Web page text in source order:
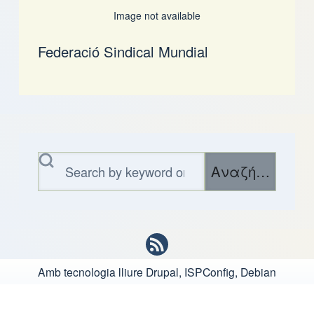
Image not available
Federació Sindical Mundial
Αναζήτηση
Amb tecnologia lliure Drupal, ISPConfig, Debian